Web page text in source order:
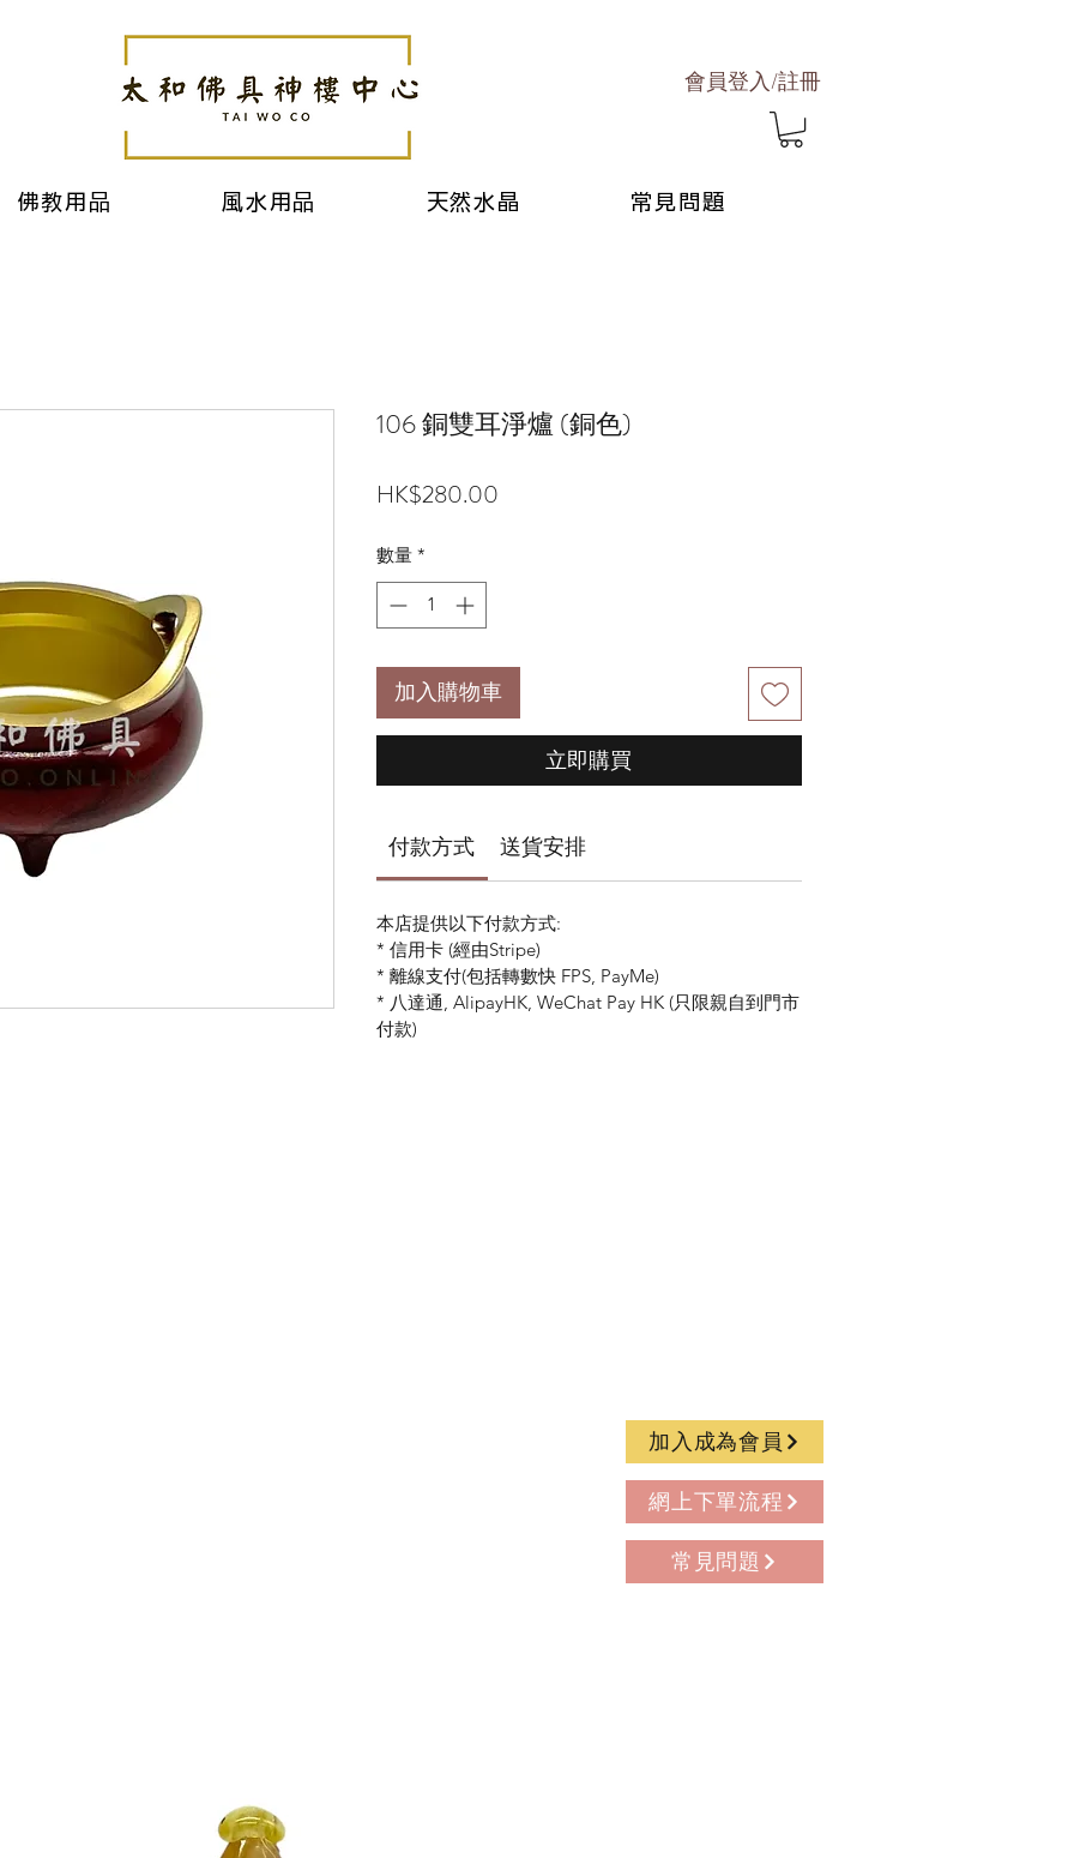
會員登入/註冊
佛教用品 風水用品 天然水晶 常見問題
106 銅雙耳淨爐 (銅色)
HK$280.00價
數量 *
加入購物車
立即購買
付款方式 送貨安排
本店提供以下付款方式:
* 信用卡 (經由Stripe)
* 離線支付(包括轉數快 FPS, PayMe)
* 八達通, AlipayHK, WeChat Pay HK (只限親自到門市
付款)
加入成為會員
網上下單流程
常見問題